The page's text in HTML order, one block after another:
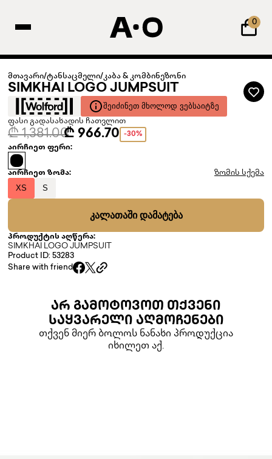
0
მთავარი/ტანსაცმელი/კაბა & კომბინეზონი
SIMKHAI LOGO JUMPSUIT
ᲨᲔᲘᲫᲘᲜᲔᲗ ᲛᲮᲝᲚᲝᲓ ᲕᲔᲑᲡᲐᲘᲢᲖᲔ
ფასი გადასახადის ჩათვლით
₾ 1,381.00₾ 966.70 -30%
აირჩიეთ ფერი:
აირჩიეთ ზომა: ზომის სქემა
XS S
ᲙᲐᲚᲐᲗᲐᲨᲘ ᲓᲐᲛᲐᲢᲔᲑᲐ
პროდუქტის აღწერა:
SIMKHAI LOGO JUMPSUIT
Product ID: 53283
Share with friend
ᲐᲠ ᲒᲐᲛᲝᲢᲝᲕᲝᲗ ᲗᲥᲕᲔᲜᲘ
ᲡᲐᲧᲕᲐᲠᲔᲚᲘ ᲐᲦᲛᲝᲩᲔᲜᲔᲑᲘ
თქვენ მიერ ბოლოს ნანახი პროდუქცია
იხილეთ აქ.